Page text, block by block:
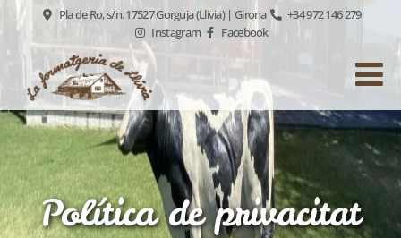
Pla de Ro, s/n. 17527 Gorguja (Llivia) | Girona
+34 972 146 279
Instagram
Facebook
Política de privacitat